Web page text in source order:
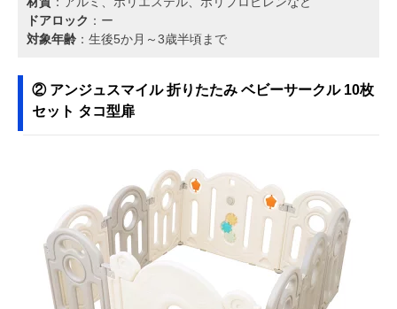
ドアロック ：ー
対象年齢 ：生後5か月～3歳半頃まで
② アンジュスマイル 折りたたみ ベビーサークル 10枚
セット タコ型扉